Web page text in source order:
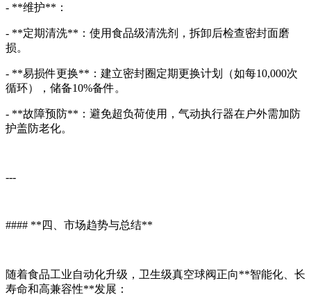
- **维护**：
- **定期清洗**：使用食品级清洗剂，拆卸后检查密封面磨
损。
- **易损件更换**：建立密封圈定期更换计划（如每10,000次
循环），储备10%备件。
- **故障预防**：避免超负荷使用，气动执行器在户外需加防
护盖防老化。
---
#### **四、市场趋势与总结**
随着食品工业自动化升级，卫生级真空球阀正向**智能化、长
寿命和高兼容性**发展：